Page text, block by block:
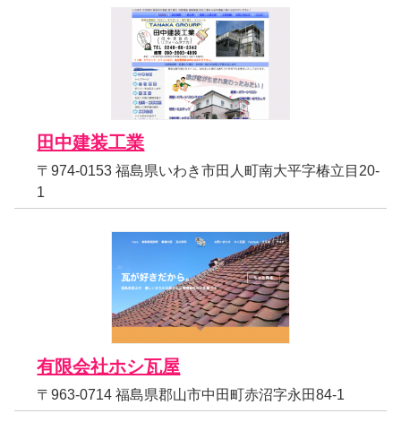
田中建装工業
〒974-0153 福島県いわき市田人町南大平字椿立目20-
1
有限会社ホシ瓦屋
〒963-0714 福島県郡山市中田町赤沼字永田84-1